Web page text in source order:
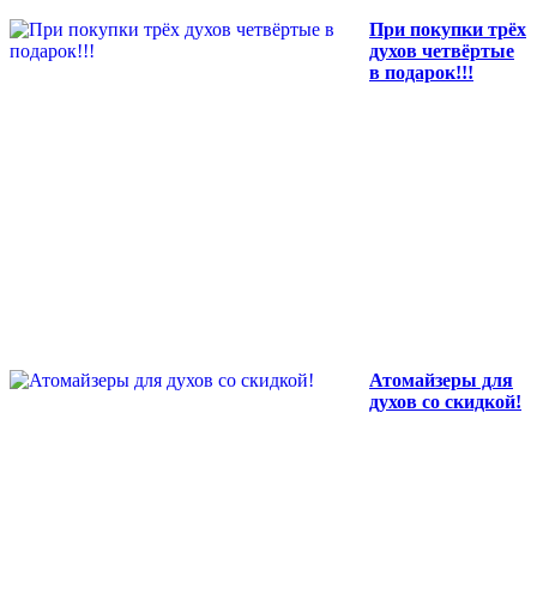
При покупки трёх
духов четвёртые
в подарок!!!
Атомайзеры для
духов со скидкой!